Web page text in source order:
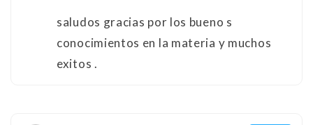
saludos gracias por los bueno s
conocimientos en la materia y muchos
exitos .